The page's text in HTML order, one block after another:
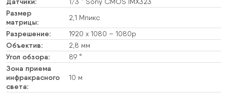
1/3 ” Sony CMOS IMX323
Размер
матрицы:
2,1 Мпикс
Разрешение: 1920 x 1080 – 1080p
Объектив: 2,8 мм
Угол обзора: 89 °
Зона приема
инфракрасного
света:
10 м